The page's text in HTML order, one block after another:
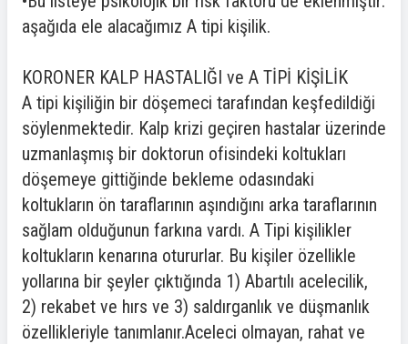
aşağıda ele alacağımız A tipi kişilik.
KORONER KALP HASTALIĞI ve A TİPİ KİŞİLİK
A tipi kişiliğin bir döşemeci tarafından keşfedildiği
söylenmektedir. Kalp krizi geçiren hastalar üzerinde
uzmanlaşmış bir doktorun ofisindeki koltukları
döşemeye gittiğinde bekleme odasındaki
koltukların ön taraflarının aşındığını arka taraflarının
sağlam olduğunun farkına vardı. A Tipi kişilikler
koltukların kenarına otururlar. Bu kişiler özellikle
yollarına bir şeyler çıktığında 1) Abartılı acelecilik,
2) rekabet ve hırs ve 3) saldırganlık ve düşmanlık
özellikleriyle tanımlanır.Aceleci olmayan, rahat ve